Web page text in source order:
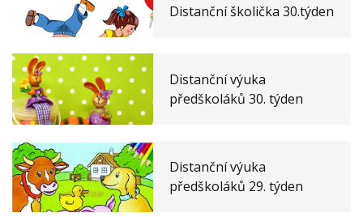
Distanční školička 30.týden
Distanční výuka
předškoláků 30. týden
Distanční výuka
předškoláků 29. týden